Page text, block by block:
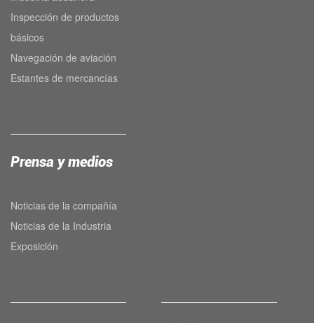
Inspección de productos
básicos
Navegación de aviación
Estantes de mercancías
Prensa y medios
Noticias de la compañía
Noticias de la Industria
Exposición